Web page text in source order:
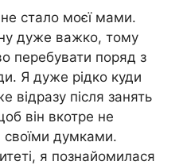
стало моєї мами.
дуже важко, тому
перебувати поряд з
Я дуже рідко куди
відразу після занять
він вкотре не
своїми думками.
я познайомилася